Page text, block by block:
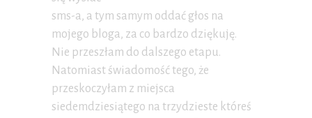
sms-a, a tym samym oddać głos na
mojego bloga, za co bardzo dziękuję.
Nie przeszłam do dalszego etapu.
Natomiast świadomość tego, że
przeskoczyłam z miejsca
siedemdziesiątego na trzydzieste któreś